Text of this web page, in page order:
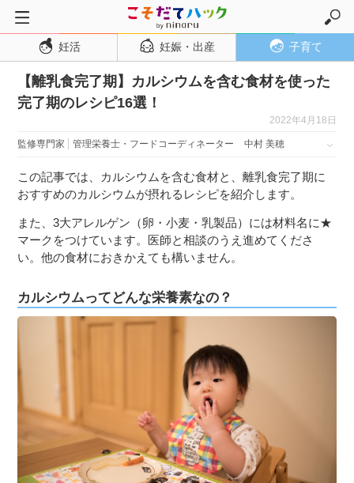
トップページ
妊活
妊娠・出産
妊娠中期
妊娠後期
出産
０歳児
妊活 妊娠・出産 子育て
【離乳食完了期】カルシウムを含む食材を使った
完了期のレシピ16選！
2022年4月18日
監修専門家 管理栄養士・フードコーディネーター 中村 美穂
この記事では、カルシウムを含む食材と、離乳食完了期に
おすすめのカルシウムが摂れるレシピを紹介します。
また、3大アレルゲン（卵・小麦・乳製品）には材料名に★
マークをつけています。医師と相談のうえ進めてくださ
い。他の食材におきかえても構いません。
カルシウムってどんな栄養素なの？